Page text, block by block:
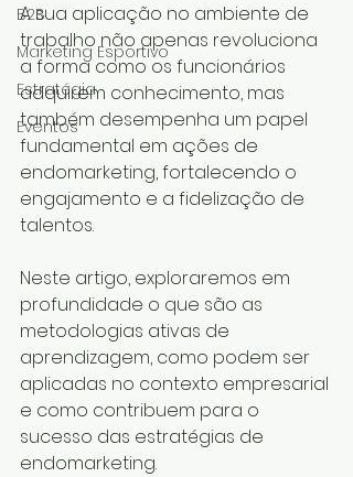
B2B
Marketing Esportivo
Estratégia
Eventos
A sua aplicação no ambiente de
trabalho não apenas revoluciona
a forma como os funcionários
adquirem conhecimento, mas
também desempenha um papel
fundamental em ações de
endomarketing, fortalecendo o
engajamento e a fidelização de
talentos.
Neste artigo, exploraremos em
profundidade o que são as
metodologias ativas de
aprendizagem, como podem ser
aplicadas no contexto empresarial
e como contribuem para o
sucesso das estratégias de
endomarketing.